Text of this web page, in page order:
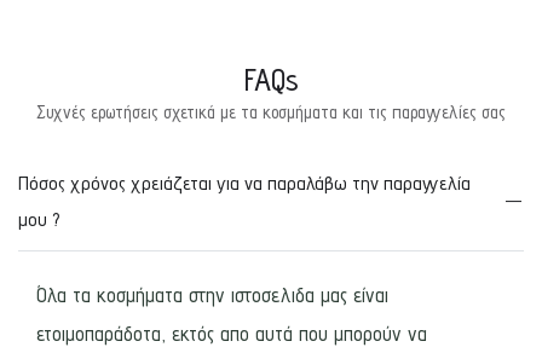
FAQs
Συχνές ερωτήσεις σχετικά με τα κοσμήματα και τις παραγγελίες σας
Πόσος χρόνος χρειάζεται για να παραλάβω την παραγγελία
μου ?
Όλα τα κοσμήματα στην ιστοσελιδα μας είναι
ετοιμοπαράδοτα, εκτός απο αυτά που μπορούν να